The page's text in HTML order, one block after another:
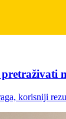
korisniji